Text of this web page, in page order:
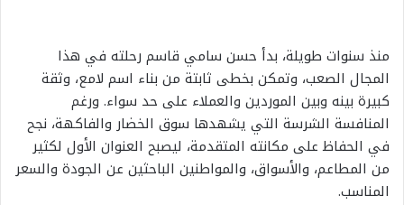
منذ سنوات طويلة، بدأ حسن سامي قاسم رحلته في هذا
المجال الصعب، وتمكن بخطى ثابتة من بناء اسم لامع، وثقة
كبيرة بينه وبين الموردين والعملاء على حد سواء. ورغم
المنافسة الشرسة التي يشهدها سوق الخضار والفاكهة، نجح
في الحفاظ على مكانته المتقدمة، ليصبح العنوان الأول لكثير
من المطاعم، والأسواق، والمواطنين الباحثين عن الجودة والسعر
المناسب.